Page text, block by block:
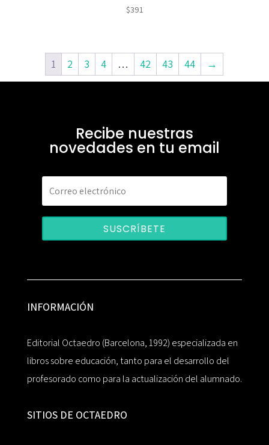
$391
1 2 3 4 … 42 43 44 →
Recibe nuestras
novedades en tu email
SUSCRÍBETE
INFORMACIÓN
Editorial Octaedro (Barcelona, 1992) especializada en
libros sobre educación, tanto para el desarrollo del
profesorado como para la actualización del alumnado.
SITIOS DE OCTAEDRO